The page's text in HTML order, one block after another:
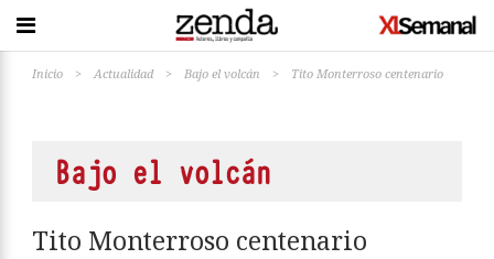
Inicio > Actualidad > Bajo el volcán > Tito Monterroso centenario
Bajo el volcán
Tito Monterroso centenario